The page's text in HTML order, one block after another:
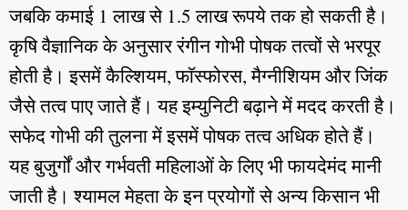
जबकि कमाई 1 लाख से 1.5 लाख रूपये तक हो सकती है।
कृषि वैज्ञानिक के अनुसार रंगीन गोभी पोषक तत्वों से भरपूर
होती है। इसमें कैल्शियम, फाॅस्फोरस, मैग्नीशियम और जिंक
जैसे तत्व पाए जाते हैं। यह इम्युनिटी बढ़ाने में मदद करती है।
सफेद गोभी की तुलना में इसमें पोषक तत्व अधिक होते हैं।
यह बुजुर्गों और गर्भवती महिलाओं के लिए भी फायदेमंद मानी
जाती है। श्यामल मेहता के इन प्रयोगों से अन्य किसान भी